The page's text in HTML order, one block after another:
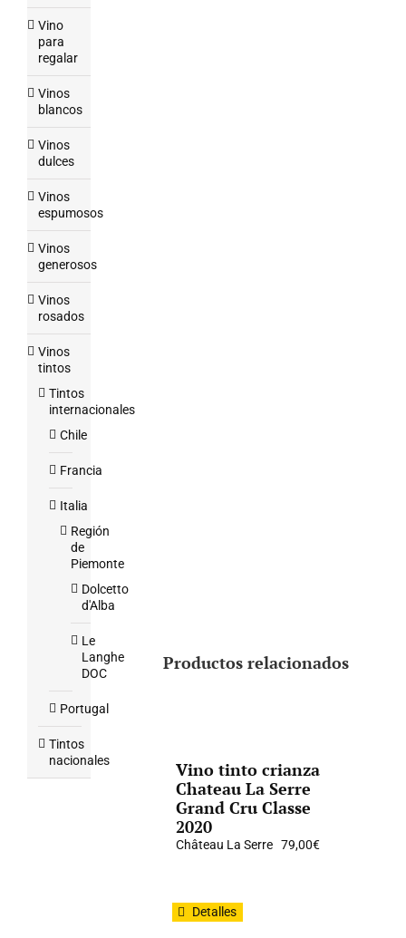
Productos relacionados
Vino tinto crianza
Chateau La Serre
Grand Cru Classe
2020
Château La Serre 79,00€
Detalles
Vino
para
regalar
Vinos
blancos
Vinos
dulces
Vinos
espumosos
Vinos
generosos
Vinos
rosados
Vinos
tintos
Tintos
internacionales
Chile
Francia
Italia
Región
de
Piemonte
Dolcetto
d'Alba
Le
Langhe
DOC
Portugal
Tintos
nacionales